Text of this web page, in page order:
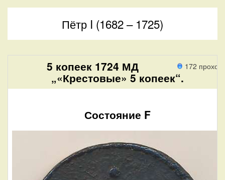
Пётр I (1682 – 1725)
172
5 копеек 1724 МД
„«Крестовые» 5 копеек“.
Состояние F